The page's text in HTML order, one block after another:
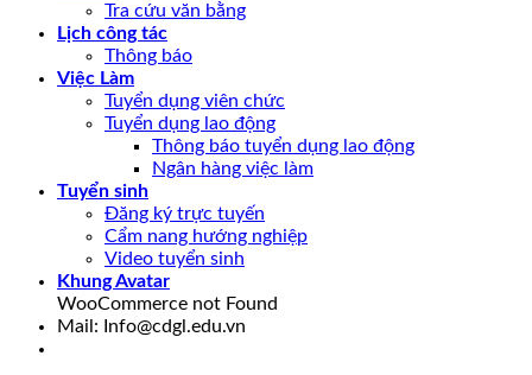
Tra cứu văn bằng
Lịch công tác
Thông báo
Việc Làm
Tuyển dụng viên chức
Tuyển dụng lao động
Thông báo tuyển dụng lao động
Ngân hàng việc làm
Tuyển sinh
Đăng ký trực tuyến
Cẩm nang hướng nghiệp
Video tuyển sinh
Khung Avatar
WooCommerce not Found
Mail: Info@cdgl.edu.vn